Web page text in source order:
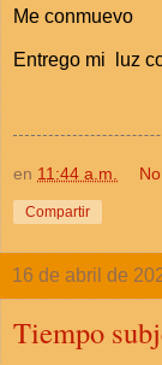
Me conmuevo
Entrego mi luz
en 11:44 a.m.
Compartir
16 de abril de
Tiempo